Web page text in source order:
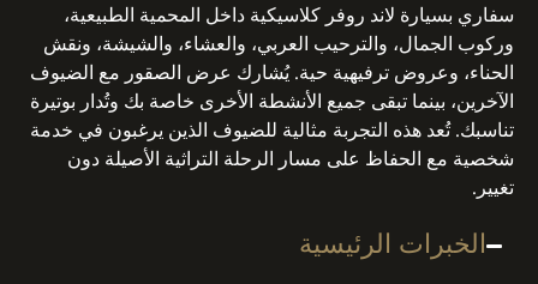
سفاري بسيارة لاند روفر كلاسيكية داخل المحمية الطبيعية،
وركوب الجمال، والترحيب العربي، والعشاء، والشيشة، ونقش
الحناء، وعروض ترفيهية حية. يُشارك عرض الصقور مع الضيوف
الآخرين، بينما تبقى جميع الأنشطة الأخرى خاصة بك وتُدار بوتيرة
تناسبك. تُعد هذه التجربة مثالية للضيوف الذين يرغبون في خدمة
شخصية مع الحفاظ على مسار الرحلة التراثية الأصيلة دون
تغيير.
الخبرات الرئيسية